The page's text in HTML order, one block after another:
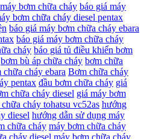
bơm chữa cháy báo giá máy
bơm chữa cháy diesel pentax
báo giá máy bơm chữa cháy ebara
báo giá máy bơm chữa cháy
cháy báo giá tủ điều khiển bơm
bơm bù áp chữa cháy bơm chữa
chữa cháy ebara Bơm chữa cháy
pentax đầu bơm chữa cháy giá
chữa cháy diesel giá máy bơm
cháy tohatsu vc52as hướng
diesel hướng dẫn sử dụng máy
chữa cháy máy bơm chữa cháy
cháy diesel máy bơm chữa cháy